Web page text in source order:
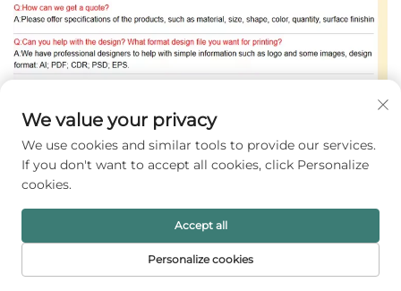
Provservice för produktutvärdering
Exempel på tjänster som finns tillgängliga för denna serie
We value your privacy
We use cookies and similar tools to provide our services.
If you don't want to accept all cookies, click Personalize
cookies.
Personalize cookies
Accept all